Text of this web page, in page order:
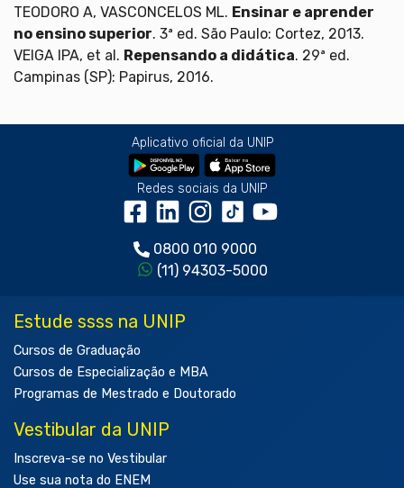
TEODORO A, VASCONCELOS ML. Ensinar e aprender
no ensino superior. 3ª ed. São Paulo: Cortez, 2013.
VEIGA IPA, et al. Repensando a didática. 29ª ed.
Campinas (SP): Papirus, 2016.
Aplicativo oficial da UNIP
Redes sociais da UNIP
0800 010 9000
(11) 94303-5000
Estude ssss na UNIP
Cursos de Graduação
Cursos de Especialização e MBA
Programas de Mestrado e Doutorado
Vestibular da UNIP
Inscreva-se no Vestibular
Use sua nota do ENEM